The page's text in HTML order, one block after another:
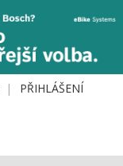
PŘIHLÁŠENÍ